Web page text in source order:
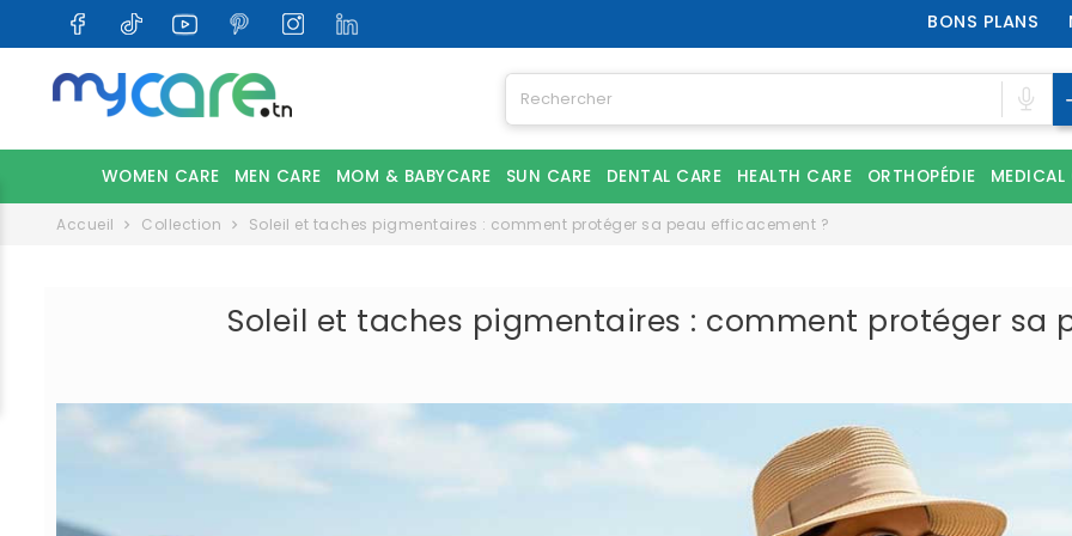
BONS PLANS
WOMEN CARE MEN CARE MOM & BABYCARE SUN CARE DENTAL CARE HEALTH CARE ORTHOPÉDIE MEDICAL
Accueil Collection Soleil et taches pigmentaires : comment protéger sa peau efficacement ?
Soleil et taches pigmentaires : comment protéger sa